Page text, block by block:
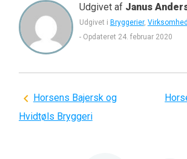
Udgivet af Janus
Udgivet i Bryggerier,
- Opdateret 24. februar 2020
Indlægsnavigation
Horsens Bajersk og
Hvidtøls Bryggeri